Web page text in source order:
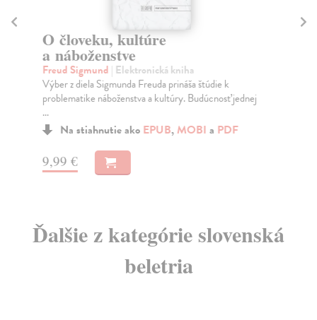
O človeku, kultúre
a náboženstve
Freud Sigmund | Elektronická kniha
Výber z diela Sigmunda Freuda prináša štúdie k
problematike náboženstva a kultúry. Budúcnosť jednej
...
Na stiahnutie ako EPUB,MOBI a PDF
9,99 €
Ďalšie z kategórie slovenská
beletria